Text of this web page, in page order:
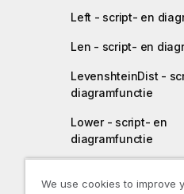
Left - script- en
Len - script- en
LevenshteinDist -
diagramfunctie
Lower - script- en
diagramfunctie
diagramfunctie
We use cookies to improve